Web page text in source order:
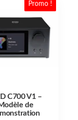
Promo !
C700 V1 –
de